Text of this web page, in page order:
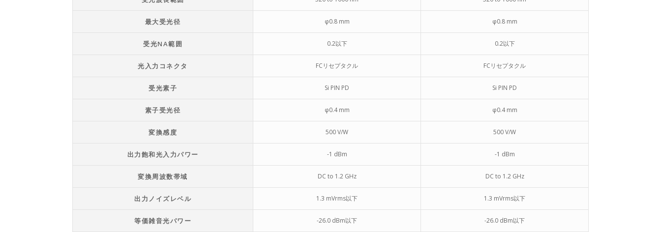
最大受光径 φ0.8 mm φ0.8 mm
受光NA範囲 0.2以下 0.2以下
光入力コネクタ FCリセプタクル FCリセプタクル
受光素子 Si PIN PD Si PIN PD
素子受光径 φ0.4 mm φ0.4 mm
変換感度 500 V/W 500 V/W
出力飽和光入力パワー -1 dBm -1 dBm
変換周波数帯域 DC to 1.2 GHz DC to 1.2 GHz
出力ノイズレベル 1.3 mVrms以下 1.3 mVrms以下
等価雑音光パワー -26.0 dBm以下 -26.0 dBm以下